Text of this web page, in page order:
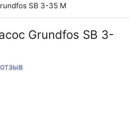
SB 3-35 M
Grundfos SB 3-